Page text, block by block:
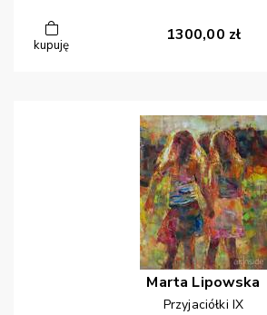
kupuję
1300,00 zł
Marta Lipowska
Przyjaciółki IX